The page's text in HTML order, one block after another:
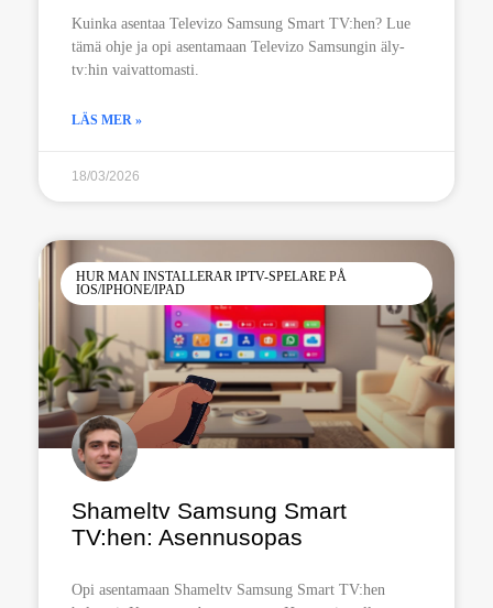
Kuinka asentaa Televizo Samsung Smart TV:hen? Lue
tämä ohje ja opi asentamaan Televizo Samsungin äly-
tv:hin vaivattomasti.
LÄS MER »
18/03/2026
HUR MAN INSTALLERAR IPTV-SPELARE PÅ
IOS/IPHONE/IPAD
Shameltv Samsung Smart
TV:hen: Asennusopas
Opi asentamaan Shameltv Samsung Smart TV:hen